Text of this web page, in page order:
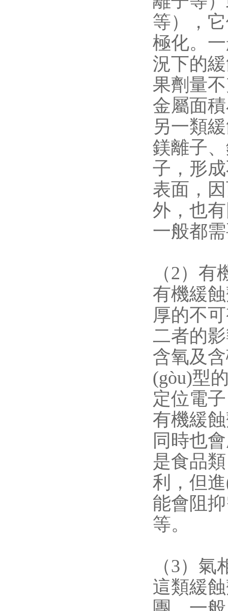
等）
極化。一
況下的緩
果劑量
金屬面積
另一類緩
鎂離子
子
表面，
外
一般都需
（2）有
有機緩
厚的不
二者的影
含氧及
(gòu)型
定位電子
有機緩蝕
同時也會
是食品
利，但
能會阻抑
等。
（3）氣
這類緩